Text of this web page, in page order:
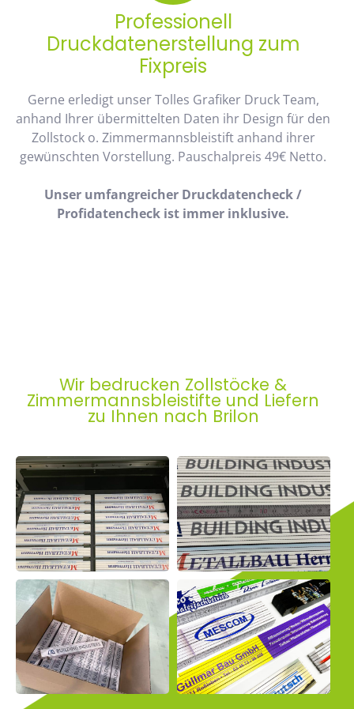
Professionell
Druckdatenerstellung zum
Fixpreis
Gerne erledigt unser Tolles Grafiker Druck Team,
anhand Ihrer übermittelten Daten ihr Design für den
Zollstock o. Zimmermannsbleistift anhand ihrer
gewünschten Vorstellung. Pauschalpreis 49€ Netto.
Unser umfangreicher Druckdatencheck /
Profidatencheck ist immer inklusive.
Wir bedrucken Zollstöcke &
Zimmermannsbleistifte und Liefern
zu Ihnen nach Brilon